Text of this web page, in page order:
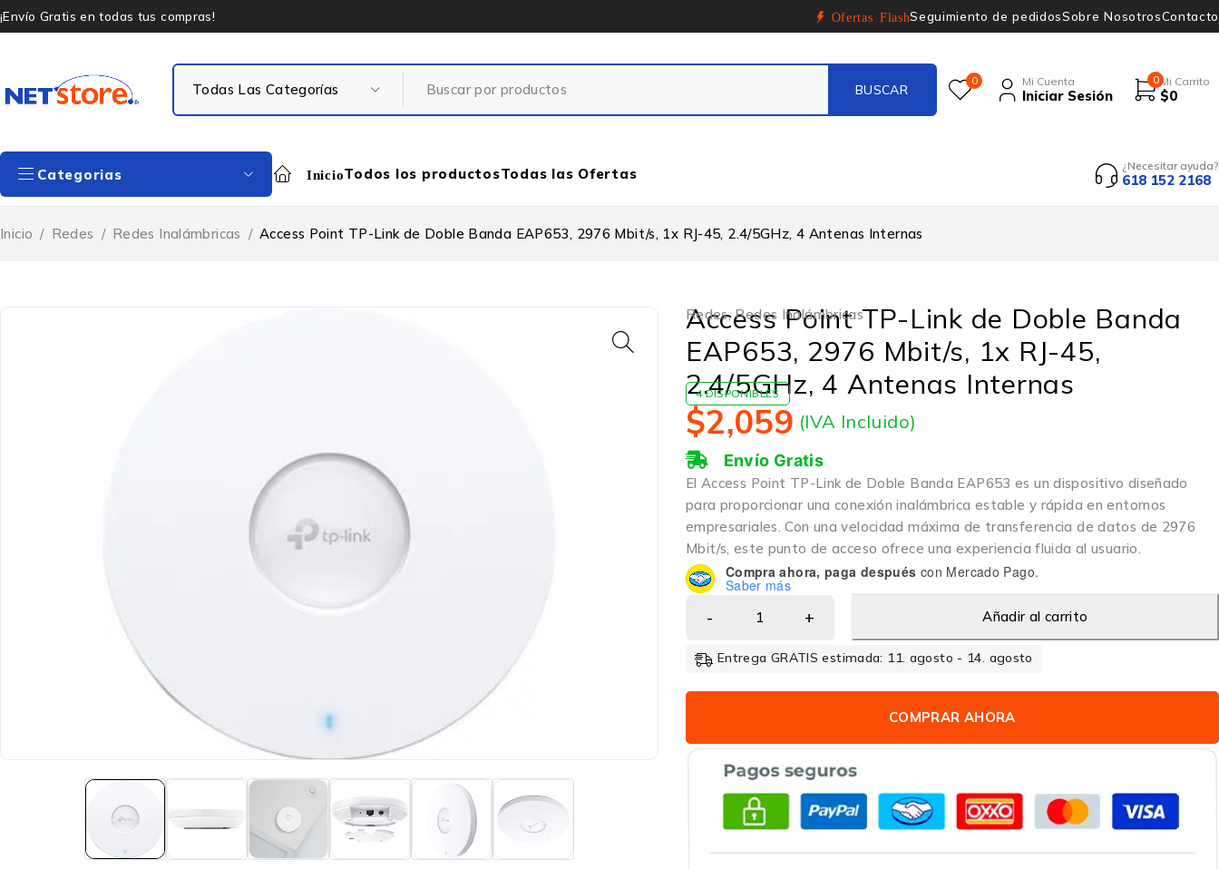
¡Envío Gratis en todas tus compras! Ofertas FlashSeguimiento de pedidosSobre NosotrosContacto
0 Mi Cuenta
Iniciar Sesión
0 Mi Carrito
$0
Categorias InicioTodos los productosTodas las Ofertas ¿Necesitar ayuda?
618 152 2168
Inicio / Redes / Redes Inalámbricas / Access Point TP-Link de Doble Banda EAP653, 2976 Mbit/s, 1x RJ-45, 2.4/5GHz, 4 Antenas Internas
Redes,Redes Inalámbricas
Access Point TP-Link de Doble Banda
EAP653, 2976 Mbit/s, 1x RJ-45,
2.4/5GHz, 4 Antenas Internas
4 DISPONIBLES
$2,059 (IVA Incluido)
Envío Gratis
El Access Point TP-Link de Doble Banda EAP653 es un dispositivo diseñado
para proporcionar una conexión inalámbrica estable y rápida en entornos
empresariales. Con una velocidad máxima de transferencia de datos de 2976
Mbit/s, este punto de acceso ofrece una experiencia fluida al usuario.
Compra ahora, paga después con Mercado Pago.
Saber más
Añadir al carrito
Entrega GRATIS estimada: 11. agosto - 14. agosto
COMPRAR AHORA